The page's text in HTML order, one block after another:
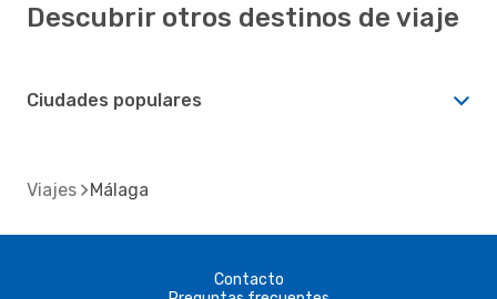
Descubrir otros destinos de viaje
Ciudades populares
Viajes Málaga
Contacto